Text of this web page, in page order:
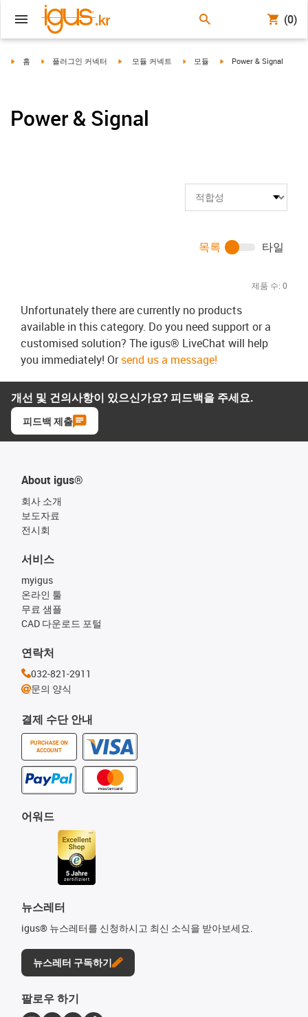
(0)
igus-icon-arrow-right
홈 igus-icon-arrow-right
플러그인 커넥터 igus-icon-arrow-right
모듈 커넥트 igus-icon-arrow-right
모듈 igus-icon-arrow-right
Power & Signal
Power & Signal
제품 수: 0
목록 타일
Unfortunately there are currently no products
available in this category. Do you need support or a
customised solution? The igus® LiveChat will help
you immediately! Orsend us a message!
개선 및 건의사항이 있으신가요? 피드백을 주세요.
피드백 제출
About igus®
회사 소개
보도자료
전시회
결제 수단 안내
PURCHASE ON
ACCOUNT
서비스
myigus
온라인 툴
무료 샘플
CAD 다운로드 포털
어워드
뉴스레터
igus® 뉴스레터를 신청하시고 최신 소식을 받아보세요.
뉴스레터 구독하기
연락처
032-821-2911
문의 양식
팔로우 하기